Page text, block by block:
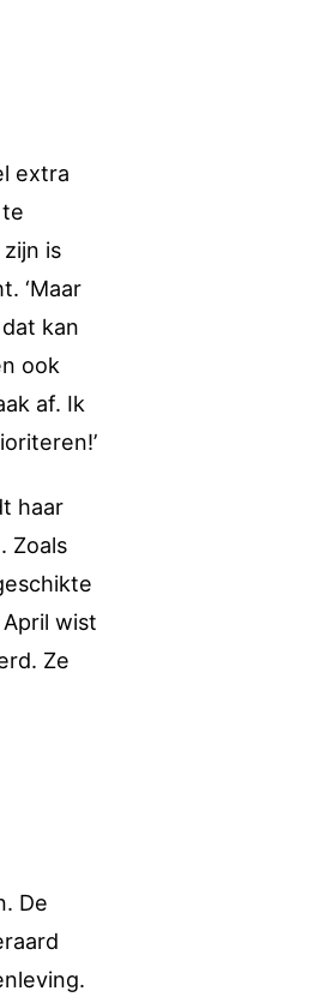
extra
is
‘Maar
kan
ook
af. Ik
haar
Zoals
wist
Ze
De